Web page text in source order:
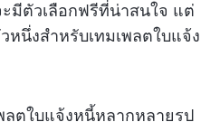
มีตัวเลือกฟรีที่น่าสนใจ แต่
นึ่งสำหรับเทมเพลตใบแจ้ง
ลตใบแจ้งหนี้หลากหลายรูป